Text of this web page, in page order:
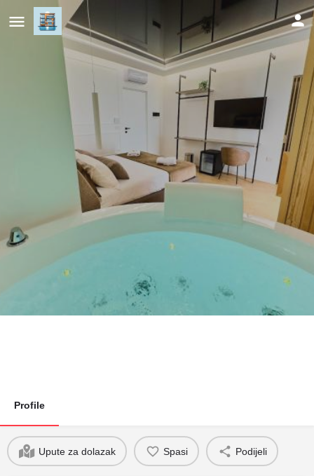
Boutique Suites - Palazzo Rodotà
Profile
Upute za dolazak Spasi Podijeli